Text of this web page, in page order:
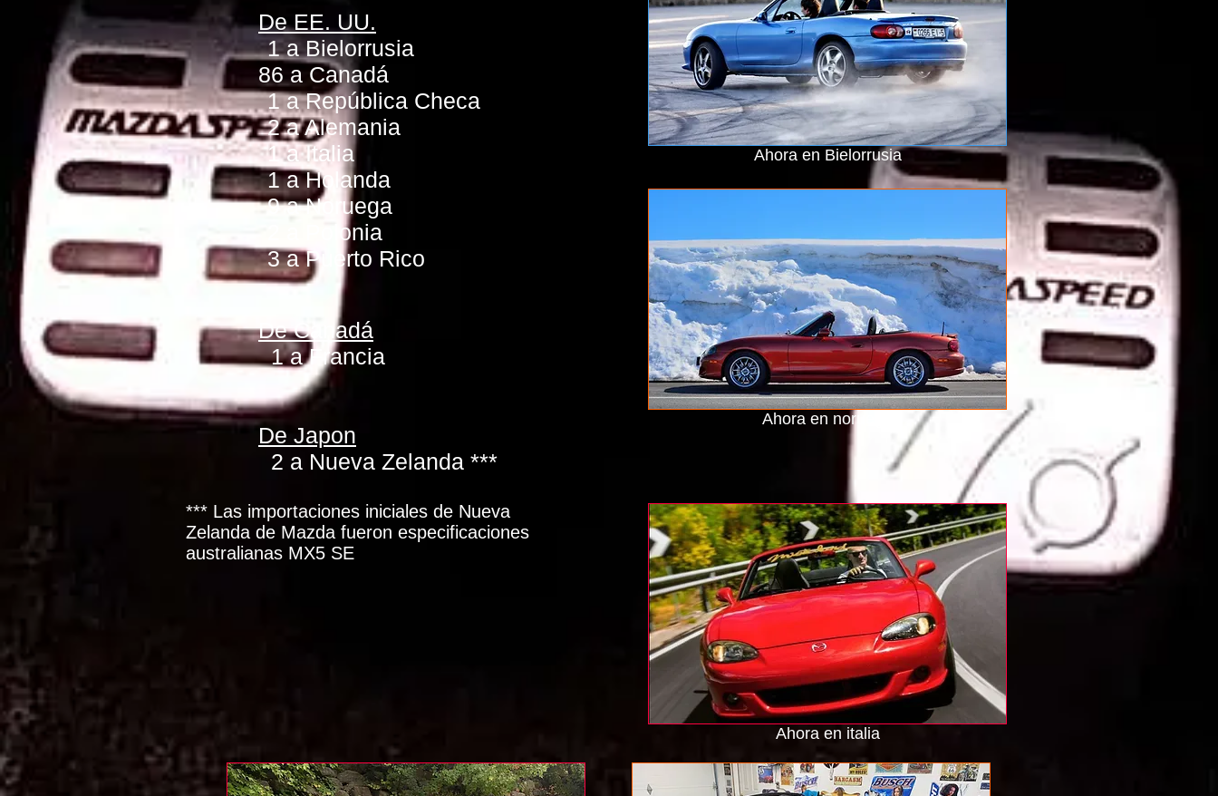
De EE. UU.
1 a Bielorrusia
86 a Canadá
1 a República Checa
2 a Alemania
1 a Italia
1 a Holanda
9 a Noruega
2 a Polonia
3 a Puerto Rico
De Canadá
1 a Francia
De Japon
2 a Nueva Zelanda ***
*** Las importaciones iniciales de Nueva
Zelanda de Mazda fueron especificaciones
australianas MX5 SE
Ahora en Bielorrusia
Ahora en noruega
Ahora en italia